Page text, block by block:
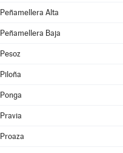
Peñamellera Alta
Peñamellera Baja
Pesoz
Piloña
Ponga
Pravia
Proaza